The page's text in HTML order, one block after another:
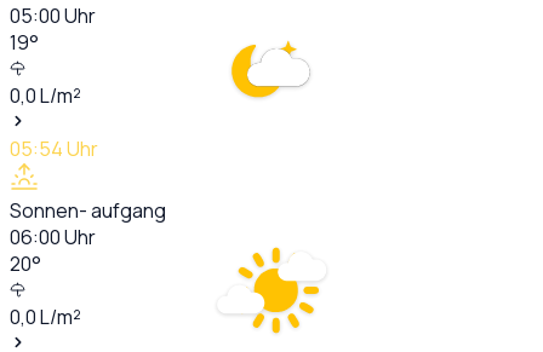
05:00Uhr
19°
0,0L/m²
05:54Uhr
Sonnen- aufgang
06:00Uhr
20°
0,0L/m²